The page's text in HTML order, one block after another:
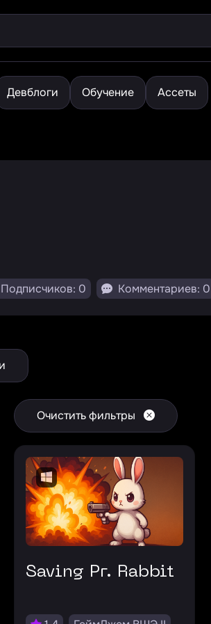
Девблоги Обучение Ассеты
Подписчиков: 0 Комментариев: 0
Очистить фильтры
Saving Pr. Rabbit